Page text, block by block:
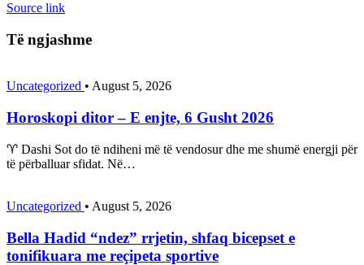
Source link
Të ngjashme
Uncategorized • August 5, 2026
Horoskopi ditor – E enjte, 6 Gusht 2026
♈ Dashi Sot do të ndiheni më të vendosur dhe me shumë energji për
të përballuar sfidat. Në…
Uncategorized • August 5, 2026
Bella Hadid “ndez” rrjetin, shfaq bicepset e
tonifikuara me reçipeta sportive